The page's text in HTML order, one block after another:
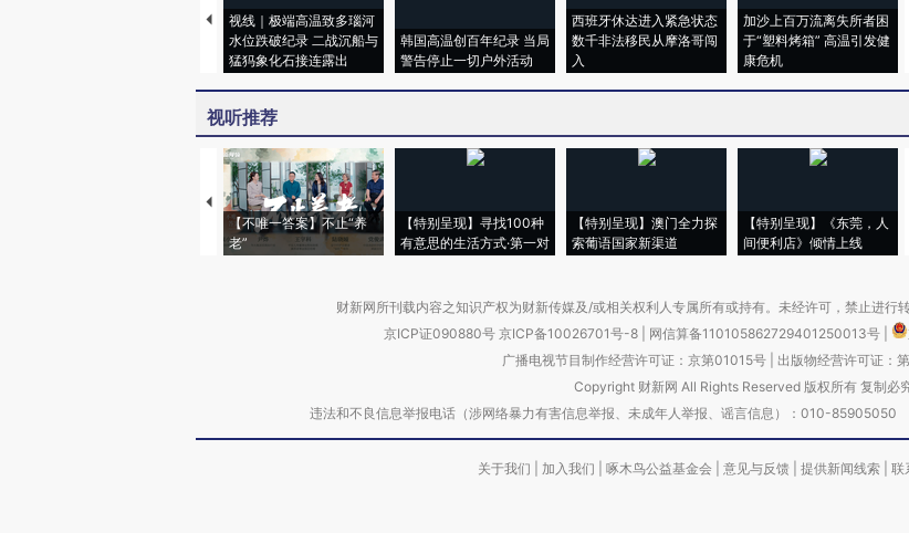
视线｜极端高温致多瑙河
水位跌破纪录 二战沉船与
猛犸象化石接连露出
韩国高温创百年纪录 当局
警告停止一切户外活动
西班牙休达进入紧急状态
数千非法移民从摩洛哥闯
入
加沙上百万流离失所者困
于“塑料烤箱” 高温引发健
康危机
视听推荐
【不唯一答案】不止“养
老”
【特别呈现】寻找100种
有意思的生活方式·第一对
【特别呈现】澳门全力探
索葡语国家新渠道
【特别呈现】《东莞，人
间便利店》倾情上线
财新网所刊载内容之知识产权为财新传媒及/或相关权利人专属所有或持有。未经许可，禁止进行
京ICP证090880号 京ICP备10026701号-8 网信算备110105862729401250013号
广播电视节目制作经营许可证：京第01015号| 出版物经营许可证：
Copyright 财新网 All Rights Reserved 版权所有 复制必
违法和不良信息举报电话（涉网络暴力有害信息举报、未成年人举报、谣言信息）：010-
关于我们 加入我们 啄木鸟公益基金会 意见与反馈 提供新闻线索 联